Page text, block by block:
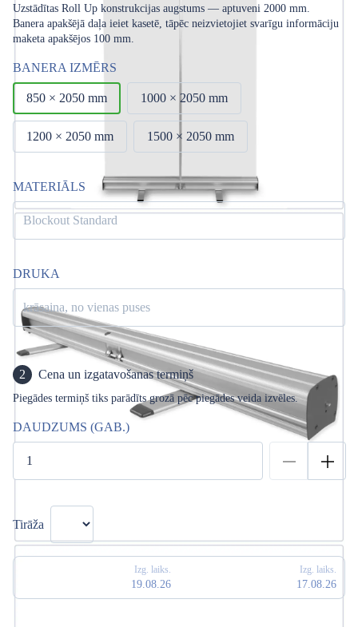
Uzstādītas Roll Up konstrukcijas augstums — aptuveni 2000 mm.
Banera apakšējā daļa ieiet kasetē, tāpēc neizvietojiet svarīgu informāciju
maketa apakšējos 100 mm.
BANERA IZMĒRS
850 × 2050 mm 1000 × 2050 mm
1200 × 2050 mm 1500 × 2050 mm
MATERIĀLS
Blockout Standard
DRUKA
krāsaina, no vienas puses
2 Cena un izgatavošanas termiņš
Piegādes termiņš tiks parādīts grozā pēc piegādes veida izvēles.
DAUDZUMS (GAB.)
Tirāža
Izg. laiks.
19.08.26
Izg. laiks.
17.08.26